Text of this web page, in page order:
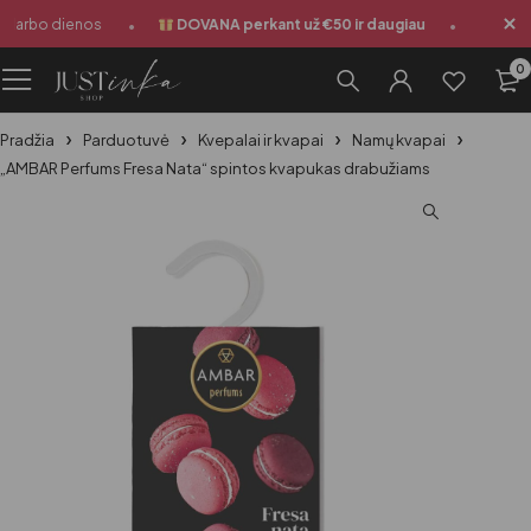
dienos DOVANA perkant už €50 ir daugiau
0
Pradžia Parduotuvė Kvepalai ir kvapai
Namų kvapai
„AMBAR Perfums Fresa Nata“ spintos kvapukas drabužiams